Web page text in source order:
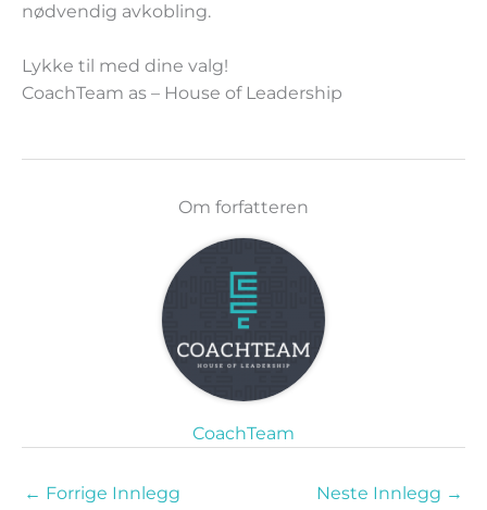
nødvendig avkobling.
Lykke til med dine valg!
CoachTeam as – House of Leadership
Om forfatteren
CoachTeam
← Forrige Innlegg Neste Innlegg →